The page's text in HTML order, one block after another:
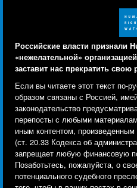
Российские власти признали
«нежелательной»
заставит нас прекратить свою
Если вы читаете этот текст по-
образом связаны с Россией,
законодательство
перепосты с любыми
иным контентом, произведенным
(ст. 20.33 Кодекса об
запрещает любую финансовую
Позаботьтесь, пожалуйста, о
потенциального судебного
Свяжитесь с нами
menu
Заявление о политике
Text Version
© 2026 Human Rights Watch
Human Rights Watch| 350 Fifth
10118-3299USA|t
Human Rights Watchis a
under EIN: 13-2875808
Human Rights Watch
Мы используем файлы
отслеживания и
инструменты, чтобы
сайт, и улучшить ваш
Используя наш сайт, вы
Ознакомьтесь с нашей
конфиденциальности,